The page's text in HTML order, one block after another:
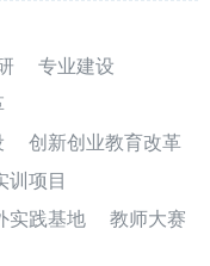
专业建设
创新创业教育改革
训项目
实践基地
教师大赛